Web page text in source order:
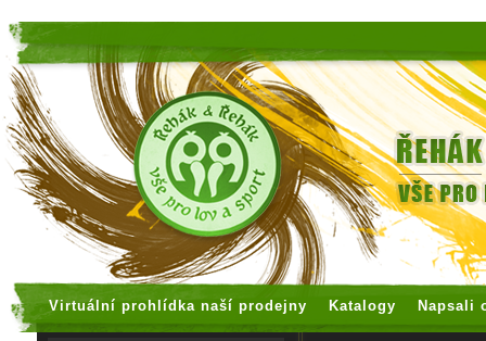
Virtuální prohlídka naší prodejny Katalogy Napsali